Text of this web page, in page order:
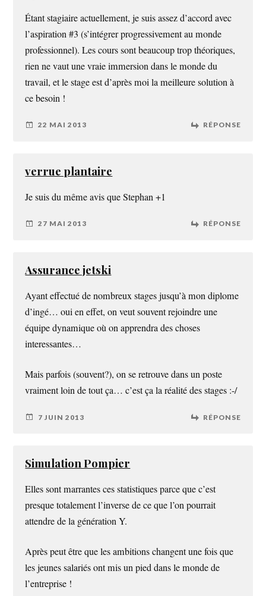
Étant stagiaire actuellement, je suis assez d’accord avec
l’aspiration #3 (s’intégrer progressivement au monde
professionnel). Les cours sont beaucoup trop théoriques,
rien ne vaut une vraie immersion dans le monde du
travail, et le stage est d’après moi la meilleure solution à
ce besoin !
22 MAI 2013 RÉPONSE
verrue plantaire
Je suis du même avis que Stephan +1
27 MAI 2013 RÉPONSE
Assurance jetski
Ayant effectué de nombreux stages jusqu’à mon diplome
d’ingé… oui en effet, on veut souvent rejoindre une
équipe dynamique où on apprendra des choses
interessantes…
Mais parfois (souvent?), on se retrouve dans un poste
vraiment loin de tout ça… c’est ça la réalité des stages :-/
7 JUIN 2013 RÉPONSE
Simulation Pompier
Elles sont marrantes ces statistiques parce que c’est
presque totalement l’inverse de ce que l’on pourrait
attendre de la génération Y.
Après peut être que les ambitions changent une fois que
les jeunes salariés ont mis un pied dans le monde de
l’entreprise !